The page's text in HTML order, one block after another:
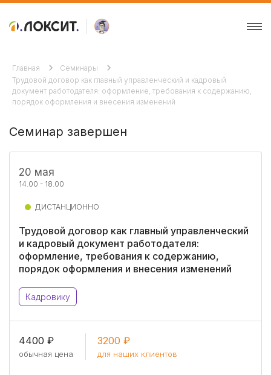
Главная
Семинары
Трудовой договор как главный управленческий и кадровый
документ работодателя: оформление, требования к содержанию,
порядок оформления и внесения изменений
Семинар завершен
20 мая
14.00 - 18.00
ДИСТАНЦИОННО
Трудовой договор как главный управленческий
и кадровый документ работодателя:
оформление, требования к содержанию,
порядок оформления и внесения изменений
Кадровику
4400 ₽
обычная цена
3200 ₽
для наших клиентов